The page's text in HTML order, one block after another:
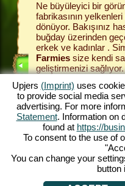
oyunlar Ne büyüleyici bir
fabrikasının
dönüyor. Bakışınız
buğday üzerinden
erkek ve kadınlar .
Farmiessize kendi
geliştirmenizi
yaparak verimli
Farmies size çok
sunmaktadır - ayrıca
kesinlikle eğlenceli!
dünyasını yaşayın
Upjers (Imprint) uses
to provide social media
advertising. For more
Statement. Information on
found at https://
To consent to the use of
You can change your
button